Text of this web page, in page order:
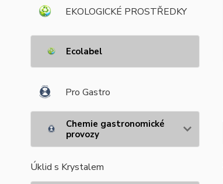
EKOLOGICKÉ PROSTŘEDKY
Ecolabel
Pro Gastro
Chemie gastronomické
provozy
Úklid s Krystalem